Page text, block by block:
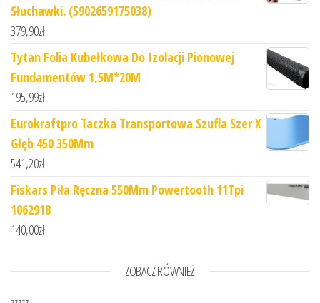
Słuchawki. (5902659175038)
379,90zł
Tytan Folia Kubełkowa Do Izolacji Pionowej
Fundamentów 1,5M*20M
195,99zł
Eurokraftpro Taczka Transportowa Szufla Szer X
Głęb 450 350Mm
541,20zł
Fiskars Piła Ręczna 550Mm Powertooth 11Tpi
1062918
140,00zł
ZOBACZ RÓWNIEŻ